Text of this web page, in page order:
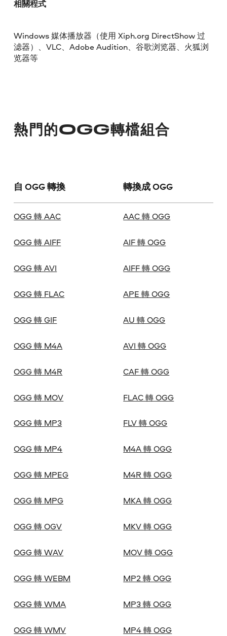
相關程式
Windows 媒体播放器（使用 Xiph.org DirectShow 过
滤器）、VLC、Adobe Audition、谷歌浏览器、火狐浏
览器等
熱門的OGG轉檔組合
自 OGG 轉換 轉換成 OGG
OGG 轉 AAC
OGG 轉 AIFF
OGG 轉 AVI
OGG 轉 FLAC
OGG 轉 GIF
OGG 轉 M4A
OGG 轉 M4R
OGG 轉 MOV
OGG 轉 MP3
OGG 轉 MP4
OGG 轉 MPEG
OGG 轉 MPG
OGG 轉 OGV
OGG 轉 WAV
OGG 轉 WEBM
OGG 轉 WMA
OGG 轉 WMV
AAC 轉 OGG
AIF 轉 OGG
AIFF 轉 OGG
APE 轉 OGG
AU 轉 OGG
AVI 轉 OGG
CAF 轉 OGG
FLAC 轉 OGG
FLV 轉 OGG
M4A 轉 OGG
M4R 轉 OGG
MKA 轉 OGG
MKV 轉 OGG
MOV 轉 OGG
MP2 轉 OGG
MP3 轉 OGG
MP4 轉 OGG